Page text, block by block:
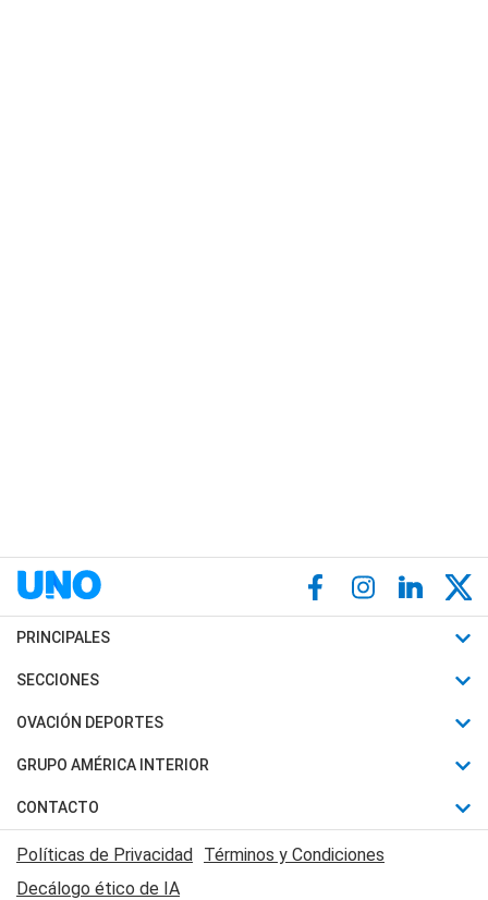
PRINCIPALES
Últimas Noticias
Política
Judiciales
Economia
SECCIONES
Horóscopo
Motores
Trucos caseros
Series y Películas
Edictos y Solicitadas
OVACIÓN DEPORTES
Fútbol
Mundial
Automovilismo
Rugby
GRUPO AMÉRICA INTERIOR
Canal 7 en Vivo
CONTACTO
Acerca de Nosotros
Contactanos
Políticas de Privacidad Términos y Condiciones
Decálogo ético de IA